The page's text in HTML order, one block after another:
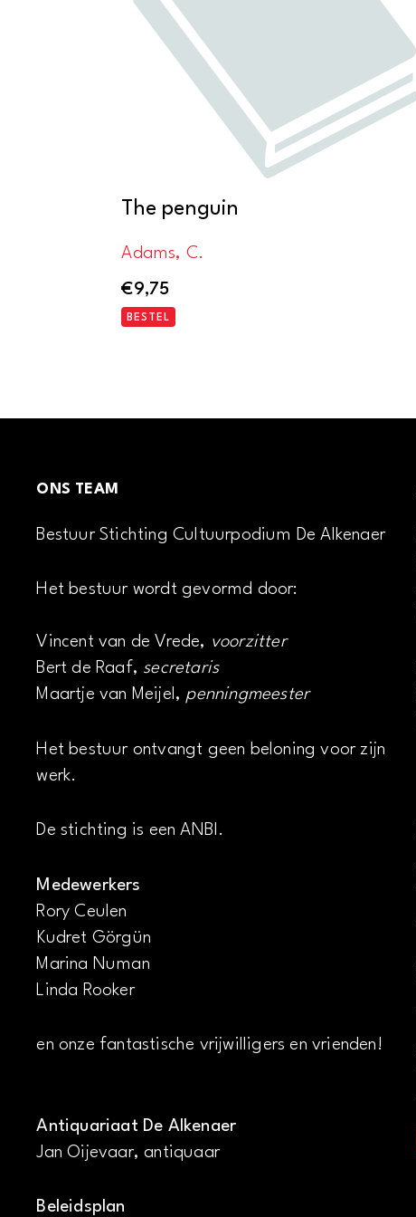
The penguin
Adams, C.
€9,75
BESTEL
ONS TEAM
Bestuur Stichting Cultuurpodium De Alkenaer
Het bestuur wordt gevormd door:
Vincent van de Vrede, voorzitter
Bert de Raaf, secretaris
Maartje van Meijel, penningmeester
Het bestuur ontvangt geen beloning voor zijn
werk.
De stichting is een ANBI.
Medewerkers
Rory Ceulen
Kudret Görgün
Marina Numan
Linda Rooker
en onze fantastische vrijwilligers en vrienden!
Antiquariaat De Alkenaer
Jan Oijevaar, antiquaar
Beleidsplan